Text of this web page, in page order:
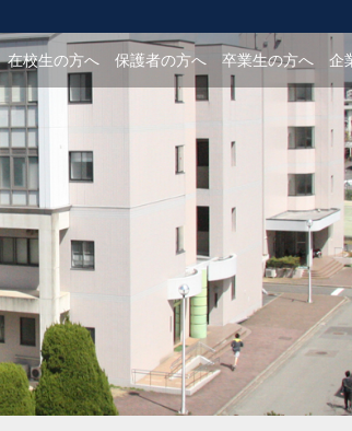
在校生の方へ 保護者の方へ 卒業生の方へ 企